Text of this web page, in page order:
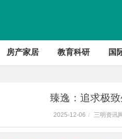
房产家居 教育科研 国
臻逸：追求极
2025-12-06 / 三明资讯